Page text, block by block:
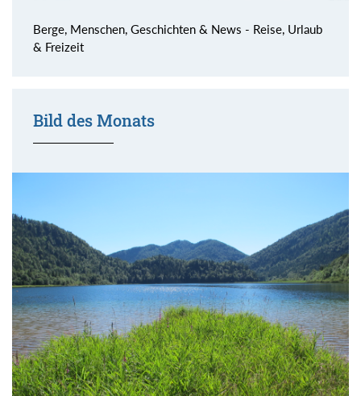
Berge, Menschen, Geschichten & News - Reise, Urlaub
& Freizeit
Bild des Monats